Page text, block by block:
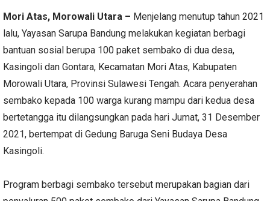
Mori Atas, Morowali Utara – Menjelang menutup tahun 2021
lalu, Yayasan Sarupa Bandung melakukan kegiatan berbagi
bantuan sosial berupa 100 paket sembako di dua desa,
Kasingoli dan Gontara, Kecamatan Mori Atas, Kabupaten
Morowali Utara, Provinsi Sulawesi Tengah. Acara penyerahan
sembako kepada 100 warga kurang mampu dari kedua desa
bertetangga itu dilangsungkan pada hari Jumat, 31 Desember
2021, bertempat di Gedung Baruga Seni Budaya Desa
Kasingoli.
Program berbagi sembako tersebut merupakan bagian dari